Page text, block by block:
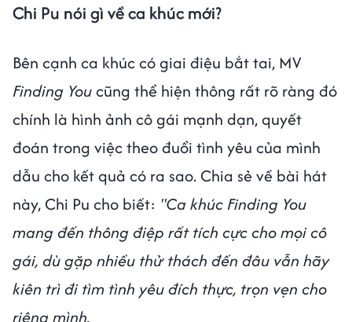
Chi Pu nói gì về ca khúc mới?
Bên cạnh ca khúc có giai điệu bắt tai, MV
Finding Youcũng thể hiện thông rất rõ ràng đó
chính là hình ảnh cô gái mạnh dạn, quyết
đoán trong việc theo đuổi tình yêu của mình
dẫu cho kết quả có ra sao. Chia sẻ về bài hát
này, Chi Pu cho biết: "Ca khúc Finding You
mang đến thông điệp rất tích cực cho mọi cô
gái, dù gặp nhiều thử thách đến đâu vẫn hãy
kiên trì đi tìm tình yêu đích thực, trọn vẹn cho
riêng mình.